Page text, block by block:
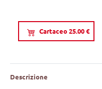
Cartaceo 25.00 €
Descrizione